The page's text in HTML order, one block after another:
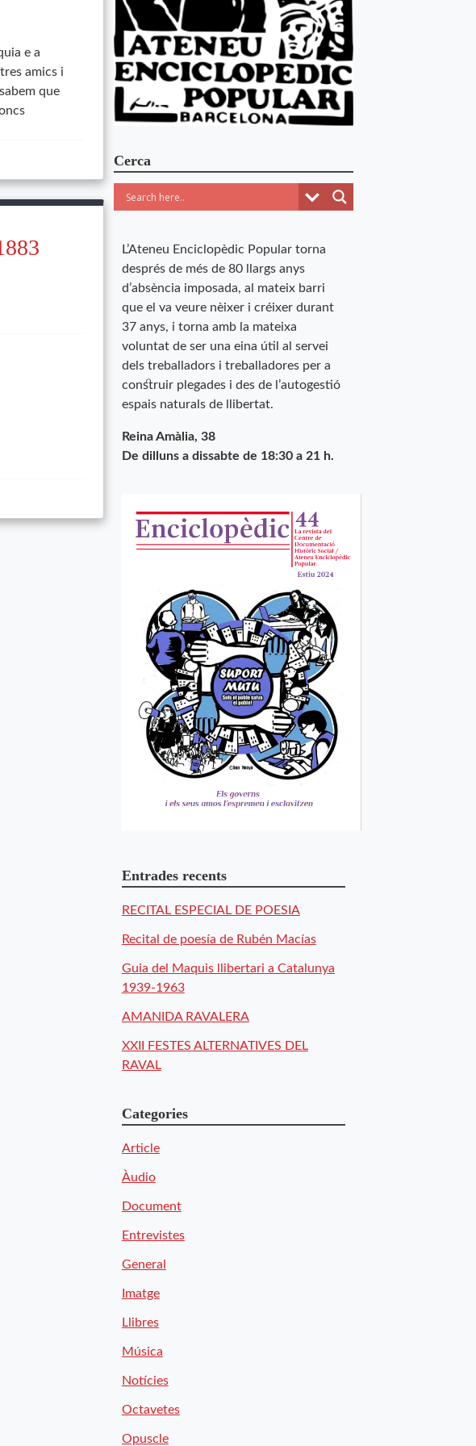
e a
amics i
que
Cerca
L’Ateneu Enciclopèdic Popular torna
després de més de 80 llargs anys
d’absència imposada, al mateix barri
que el va veure nèixer i créixer durant
37 anys, i torna amb la mateixa
voluntat de ser una eina útil al servei
dels treballadors i treballadores per a
construir plegades i des de l’autogestió
espais naturals de llibertat.
Reina Amàlia, 38
De dilluns a dissabte de 18:30 a 21 h.
Entrades recents
RECITAL ESPECIAL DE POESIA
Recital de poesía de Rubén Macías
Guia del Maquis llibertari a Catalunya
1939-1963
AMANIDA RAVALERA
XXII FESTES ALTERNATIVES DEL
RAVAL
Categories
Article
Àudio
Document
Entrevistes
General
Imatge
Llibres
Música
Notícies
Octavetes
Opuscle